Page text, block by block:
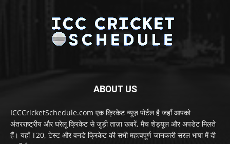
ABOUT US
ICCCricketSchedule.com एक क्रिकेट न्यूज़ पोर्टल है जहाँ आपको
अंतरराष्ट्रीय और घरेलू क्रिकेट से जुड़ी ताज़ा खबरें, मैच शेड्यूल और अपडेट मिलते
हैं। यहाँ T20, टेस्ट और वनडे क्रिकेट की सभी महत्वपूर्ण जानकारी सरल भाषा में दी